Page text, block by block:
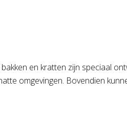
en kratten zijn speciaal
omgevingen. Bovendien